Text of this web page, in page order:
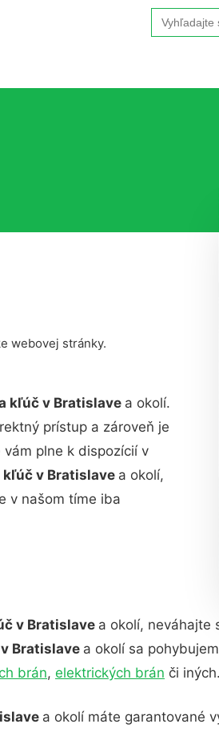
Search
for:
webovej stránky.
kľúč v Bratislave a okolí.
prístup a zároveň je
plne k dispozícií v
kľúč v Bratislave a okolí,
v našom tíme iba
v Bratislave a okolí, neváhajte
Bratislave a okolí sa
brán, elektrických brán či iných.
a okolí máte garantované